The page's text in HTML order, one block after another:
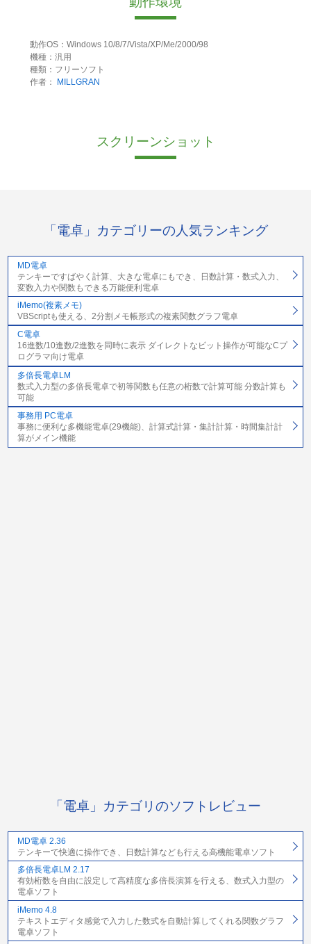
動作OS：Windows 10/8/7/Vista/XP/Me/2000/98
機種：汎用
種類：フリーソフト
作者：
MILLGRAN
スクリーンショット
「電卓」カテゴリーの人気ランキング
MD電卓
テンキーですばやく計算、大きな電卓にもでき、日数計算・数式入力、
変数入力や関数もできる万能便利電卓
iMemo(複素メモ)
VBScriptも使える、2分割メモ帳形式の複素関数グラフ電卓
C電卓
16進数/10進数/2進数を同時に表示 ダイレクトなビット操作が可能なCプ
ログラマ向け電卓
多倍長電卓LM
数式入力型の多倍長電卓で初等関数も任意の桁数で計算可能 分数計算も
可能
事務用 PC電卓
事務に便利な多機能電卓(29機能)、計算式計算・集計計算・時間集計計
算がメイン機能
「電卓」カテゴリのソフトレビュー
MD電卓 2.36
テンキーで快適に操作でき、日数計算なども行える高機能電卓ソフト
多倍長電卓LM 2.17
有効桁数を自由に設定して高精度な多倍長演算を行える、数式入力型の
電卓ソフト
iMemo 4.8
テキストエディタ感覚で入力した数式を自動計算してくれる関数グラフ
電卓ソフト